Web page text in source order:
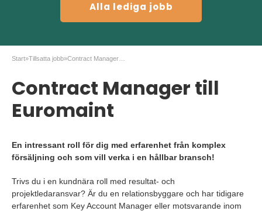
Alla lediga jobb
Start»Tillsatta jobb»
Contract Manager till
Euromaint
En intressant roll för dig med erfarenhet från komplex
försäljning och som vill verka i en hållbar bransch!
Trivs du i en kundnära roll med resultat- och
projektledaransvar? Är du en relationsbyggare och har tidigare
erfarenhet som Key Account Manager eller motsvarande inom